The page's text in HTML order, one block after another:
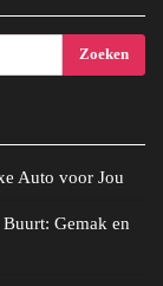
Auto voor Jou
Gemak en